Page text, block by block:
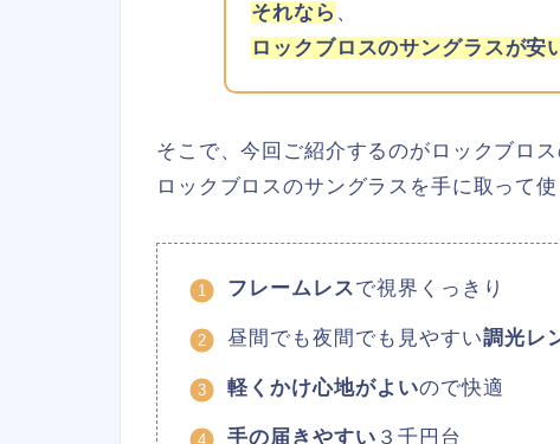
それなら 、
ロックブロスのサングラスが安
そこで、今回ご紹介するのがロックブロス
ロックブロスのサングラスを手に取って
フレームレスで視界くっきり
昼間でも夜間でも見やすい調光レ
軽くかけ心地がよいので快適
手の届きやすい ３千円台